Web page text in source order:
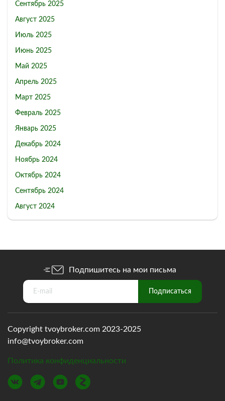
Сентябрь 2025
Август 2025
Июль 2025
Июнь 2025
Май 2025
Апрель 2025
Март 2025
Февраль 2025
Январь 2025
Декабрь 2024
Ноябрь 2024
Октябрь 2024
Сентябрь 2024
Август 2024
Подпишитесь на мои письма
Copyright tvoybroker.com 2023-2025
info@tvoybroker.com
Политика конфиденциальности